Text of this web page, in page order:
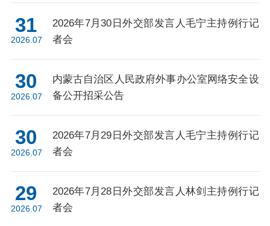
31
2026.07
2026年7月30日外交部发言人毛宁主持例行记
者会
30
2026.07
内蒙古自治区人民政府外事办公室网络安全设
备公开招采公告
30
2026.07
2026年7月29日外交部发言人毛宁主持例行记
者会
29
2026.07
2026年7月28日外交部发言人林剑主持例行记
者会